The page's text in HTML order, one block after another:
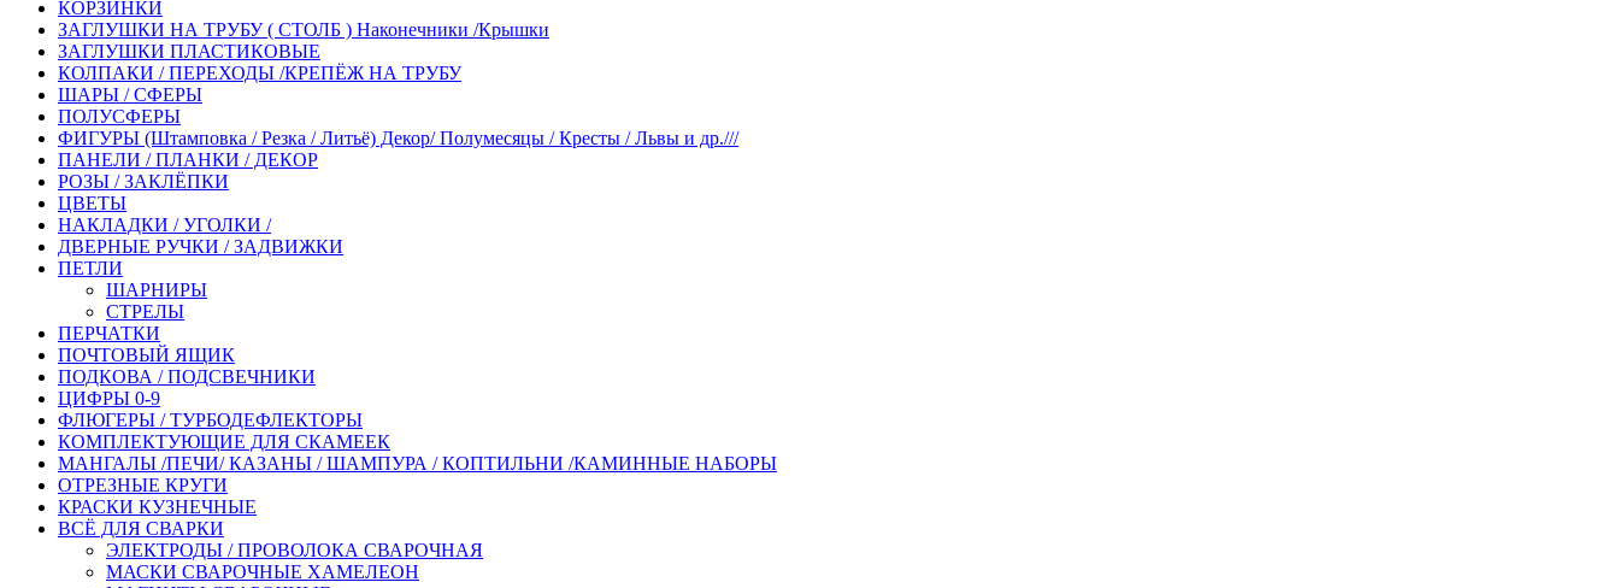
КОРЗИНКИ
ЗАГЛУШКИ НА ТРУБУ ( СТОЛБ ) Наконечники /Крышки
ЗАГЛУШКИ ПЛАСТИКОВЫЕ
КОЛПАКИ / ПЕРЕХОДЫ /КРЕПЁЖ НА ТРУБУ
ШАРЫ / СФЕРЫ
ПОЛУСФЕРЫ
ФИГУРЫ (Штамповка / Резка / Литьё) Декор/ Полумесяцы / Кресты / Львы и др.///
ПАНЕЛИ / ПЛАНКИ / ДЕКОР
РОЗЫ / ЗАКЛЁПКИ
ЦВЕТЫ
НАКЛАДКИ / УГОЛКИ /
ДВЕРНЫЕ РУЧКИ / ЗАДВИЖКИ
ПЕТЛИ
ШАРНИРЫ
СТРЕЛЫ
ПЕРЧАТКИ
ПОЧТОВЫЙ ЯЩИК
ПОДКОВА / ПОДСВЕЧНИКИ
ЦИФРЫ 0-9
ФЛЮГЕРЫ / ТУРБОДЕФЛЕКТОРЫ
КОМПЛЕКТУЮЩИЕ ДЛЯ СКАМЕЕК
МАНГАЛЫ /ПЕЧИ/ КАЗАНЫ / ШАМПУРА / КОПТИЛЬНИ /КАМИННЫЕ НАБОРЫ
ОТРЕЗНЫЕ КРУГИ
КРАСКИ КУЗНЕЧНЫЕ
ВСЁ ДЛЯ СВАРКИ
ЭЛЕКТРОДЫ / ПРОВОЛОКА СВАРОЧНАЯ
МАСКИ СВАРОЧНЫЕ ХАМЕЛЕОН